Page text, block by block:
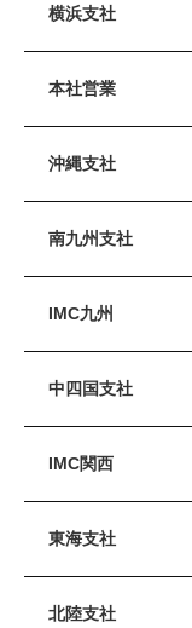
横浜支社
本社営業
沖縄支社
南九州支社
IMC九州
中四国支社
IMC関西
東海支社
北陸支社